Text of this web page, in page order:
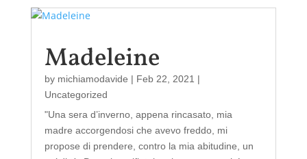
Madeleine
by michiamodavide | Feb 22, 2021 |
Uncategorized
"Una sera d’inverno, appena rincasato, mia
madre accorgendosi che avevo freddo, mi
propose di prendere, contro la mia abitudine, un